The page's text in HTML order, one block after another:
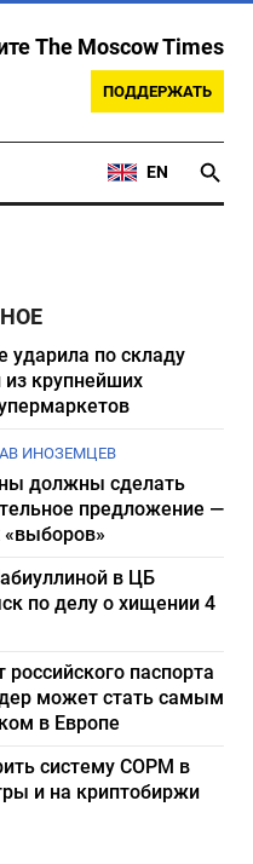
The Moscow Times
ПОДДЕРЖАТЬ
EN
ударила по складу
из крупнейших
ИНОЗЕМЦЕВ
должны сделать
предложение —
«выборов»
в ЦБ
по делу о хищении 4
паспорта
может стать самым
в Европе
систему СОРМ в
и на криптобиржи